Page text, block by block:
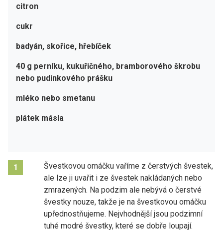
citron
cukr
badyán, skořice, hřebíček
40 g perníku, kukuřičného, bramborového škrobu
nebo pudinkového prášku
mléko nebo smetanu
plátek másla
1
Švestkovou omáčku vaříme z čerstvých švestek,
ale lze ji uvařit i ze švestek nakládaných nebo
zmrazených. Na podzim ale nebývá o čerstvé
švestky nouze, takže je na švestkovou omáčku
upřednostňujeme. Nejvhodnější jsou podzimní
tuhé modré švestky, které se dobře loupají.